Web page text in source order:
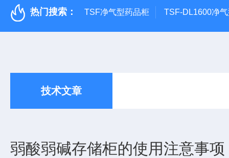
热门搜索： TSF净气型药品柜 TSF-DL1600净
技术文章
弱酸弱碱存储柜的使用注意事项